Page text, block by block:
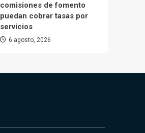
comisiones de fomento
puedan cobrar tasas por
servicios
6 agosto, 2026